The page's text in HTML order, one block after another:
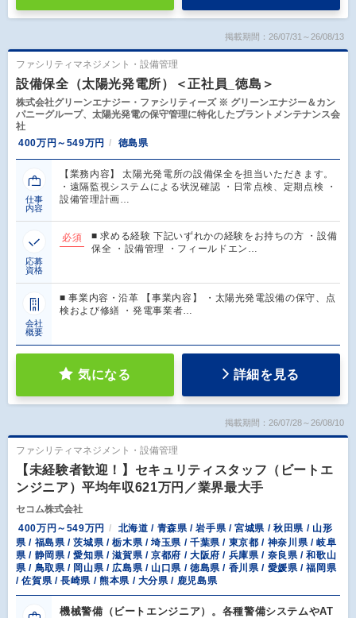
掲載期間：26/07/31～26/08/13
ファシリティマネジメント・設備管理
設備保全（太陽光発電所）＜正社員_徳島＞
株式会社グリーンエナジー・ファシリティーズ ※ グリーンエナジー＆カン
パニーグループ、太陽光発電の保守管理に特化したプラントメンテナンス会
社
400万円～549万円
徳島県
仕事
内容
【業務内容】 太陽光発電所の設備保全を担当いただきます。
・遠隔監視システムによる状況確認 ・日常点検、定期点検 ・
設備管理計画…
応募
資格
必須
■ 求める経験 下記いずれかの経験をお持ちの方 ・設備
保全 ・設備管理 ・フィールドエン…
会社
概要
■ 事業内容・沿革 【事業内容】 ・太陽光発電設備の保守、点
検および修繕 ・発電事業者…
気になる 詳細を見る
掲載期間：26/07/28～26/08/10
ファシリティマネジメント・設備管理
【未経験者歓迎！】セキュリティスタッフ（ビートエ
ンジニア）平均年収621万円／業界最大手
セコム株式会社
400万円～549万円
北海道 / 青森県 / 岩手県 / 宮城県 / 秋田県 / 山形
県 / 福島県 / 茨城県 / 栃木県 / 埼玉県 / 千葉県 / 東京都 / 神奈川県 / 岐阜
県 / 静岡県 / 愛知県 / 滋賀県 / 京都府 / 大阪府 / 兵庫県 / 奈良県 / 和歌山
県 / 鳥取県 / 岡山県 / 広島県 / 山口県 / 徳島県 / 香川県 / 愛媛県 / 福岡県
/ 佐賀県 / 長崎県 / 熊本県 / 大分県 / 鹿児島県
機械警備（ビートエンジニア）。各種警備システムやAT